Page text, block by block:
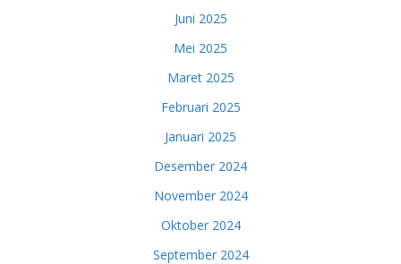
Juni 2025
Mei 2025
Maret 2025
Februari 2025
Januari 2025
Desember 2024
November 2024
Oktober 2024
September 2024